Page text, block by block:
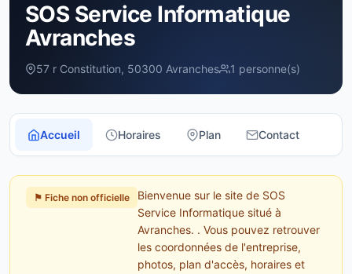
SOS Service Informatique
Avranches
57 r Constitution, 50300 Avranches 1 personne(s)
Accueil Horaires Plan Contact
⚑ Fiche non officielle
Bienvenue sur le site de SOS
Service Informatique situé à
Avranches. . Vous pouvez retrouver
les coordonnées de l'entreprise,
photos, plan d'accès, horaires et